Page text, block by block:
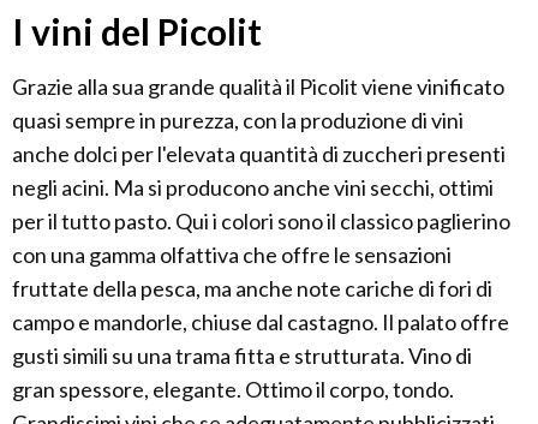
I vini del Picolit
Grazie alla sua grande qualità il Picolit viene vinificato
quasi sempre in purezza, con la produzione di vini
anche dolci per l'elevata quantità di zuccheri presenti
negli acini. Ma si producono anche vini secchi, ottimi
per il tutto pasto. Qui i colori sono il classico paglierino
con una gamma olfattiva che offre le sensazioni
fruttate della pesca, ma anche note cariche di fori di
campo e mandorle, chiuse dal castagno. Il palato offre
gusti simili su una trama fitta e strutturata. Vino di
gran spessore, elegante. Ottimo il corpo, tondo.